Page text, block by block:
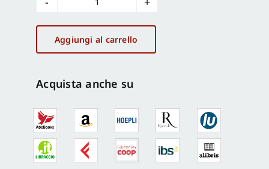
Toponomastica
calabrese
quantità
Aggiungi al carrello
Acquista anche su